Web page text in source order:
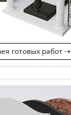
готовых работ ⇢